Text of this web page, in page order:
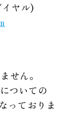
ヤル)
せん。
ついての
っておりま